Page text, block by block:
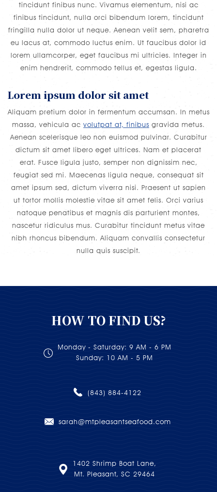
tincidunt finibus nunc. Vivamus elementum, nisi ac
finibus tincidunt, nulla orci bibendum lorem, tincidunt
fringilla nulla dolor ut neque. Aenean velit sem, pharetra
eu lacus at, commodo luctus enim. Ut faucibus dolor id
lorem ullamcorper, eget faucibus mi ultricies. Integer in
enim hendrerit, commodo tellus et, egestas ligula.
Lorem ipsum dolor sit amet
Aliquam pretium dolor in fermentum accumsan. In metus
massa, vehicula ac volutpat at, finibus gravida metus.
Aenean scelerisque leo non euismod pulvinar. Curabitur
dictum sit amet libero eget ultrices. Nam et placerat
erat. Fusce ligula justo, semper non dignissim nec,
feugiat sed mi. Maecenas ligula neque, consequat sit
amet ipsum sed, dictum viverra nisi. Praesent ut sapien
ut tortor mollis molestie vitae sit amet felis. Orci varius
natoque penatibus et magnis dis parturient montes,
nascetur ridiculus mus. Curabitur tincidunt metus vitae
nibh rhoncus bibendum. Aliquam convallis consectetur
nulla quis suscipit.
HOW TO FIND US?
Monday - Saturday: 9 AM - 6 PM
Sunday: 10 AM - 5 PM
(843) 884-4122
sarah@mtpleasantseafood.com
1402 Shrimp Boat Lane,
Mt. Pleasant, SC 29464